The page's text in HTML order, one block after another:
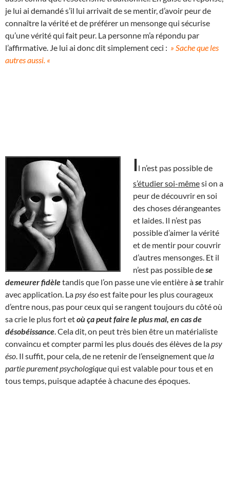
je lui ai demandé s’il lui arrivait de se mentir, d’avoir peur de
connaître la vérité et de préférer un mensonge qui sécurise
qu’une vérité qui fait peur. La personne m’a répondu par
l’affirmative. Je lui ai donc dit simplement ceci : » Sache que les
autres aussi. «
Il n’est pas possible de
s’étudier soi-mêmesi on a
peur de découvrir en soi
des choses dérangeantes
et laides. Il n’est pas
possible d’aimer la vérité
et de mentir pour couvrir
d’autres mensonges. Et il
n’est pas possible dese
demeurer fidèletandis que l’on passe une vie entière àsetrahir
avec application. Lapsy ésoest faite pour les plus courageux
d’entre nous, pas pour ceux qui se rangent toujours du côté où
sa crie le plus fort etoù ça peut faire le plus mal, en cas de
désobéissance . Cela dit, on peut très bien être un matérialiste
convaincu et compter parmi les plus doués des élèves de lapsy
éso . Il suffit, pour cela, de ne retenir de l’enseignement que la
partie purement psychologiquequi est valable pour tous et en
tous temps, puisque adaptée à chacune des époques.